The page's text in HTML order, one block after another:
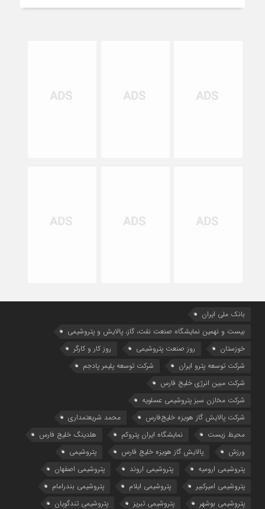
بانک ملی ایران
بیست و نهمین نمایشگاه صنعت نفت، گاز، پالایش و پتروشیمی
خوزستان
روز صنعت پتروشیمی
روز کار و کارگر
شركت توسعه پترو ایران
شرکت توسعه پلیمر پادجم
شرکت مبین انرژی خلیج فارس
شرکت مخازن سبز پتروشیمی عسلویه
شرکت پالایش گاز هویزه خلیج‌فارس
محمد شریعتمداری
محیط زیست
نمایشگاه ایران پتروکم
هلدینگ خلیج فارس
ورزش
پالایش گاز هویزه خلیج فارس
پتروشیمی
پتروشیمی ارومیه
پتروشیمی اروند
پتروشیمی اصفهان
پتروشیمی امیرکبیر
پتروشیمی ایلام
پتروشیمی بندرامام
پتروشیمی بوشهر
پتروشیمی تبریز پتروشیمی تندگویان